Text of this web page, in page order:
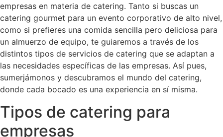
empresas en materia de catering. Tanto si buscas un
catering gourmet para un evento corporativo de alto nivel,
como si prefieres una comida sencilla pero deliciosa para
un almuerzo de equipo, te guiaremos a través de los
distintos tipos de servicios de catering que se adaptan a
las necesidades específicas de las empresas. Así pues,
sumerjámonos y descubramos el mundo del catering,
donde cada bocado es una experiencia en sí misma.
Tipos de catering para
empresas